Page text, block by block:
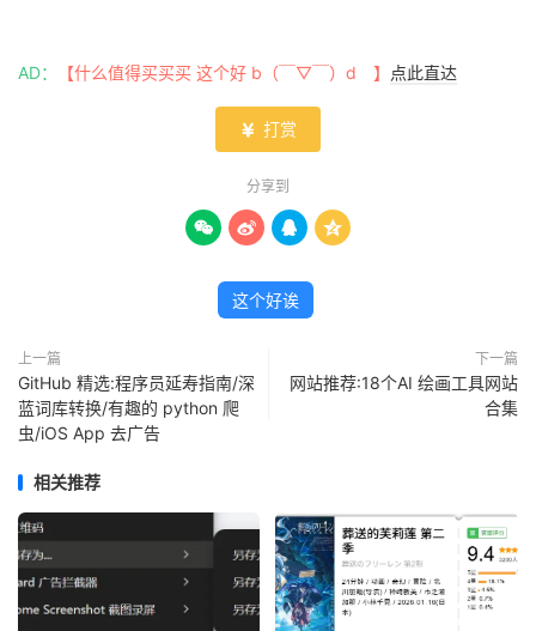
AD： 【什么值得买买买 这个好 b（￣▽￣）d 】 点此直达
 打赏
分享到
   
这个好诶
上一篇
GitHub 精选:程序员延寿指南/深
蓝词库转换/有趣的 python 爬
虫/iOS App 去广告
下一篇
网站推荐:18个AI 绘画工具网站
合集
相关推荐